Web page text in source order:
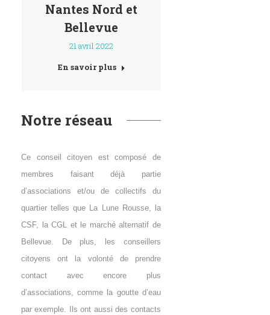
Nantes Nord et
Bellevue
21 avril 2022
En savoir plus
Notre réseau
Ce conseil citoyen est composé de
membres faisant déjà partie
d’associations et/ou de collectifs du
quartier telles que La Lune Rousse, la
CSF, la CGL et le marché alternatif de
Bellevue. De plus, les conseillers
citoyens ont la volonté de prendre
contact avec encore plus
d’associations, comme la goutte d’eau
par exemple. Ils ont aussi des contacts